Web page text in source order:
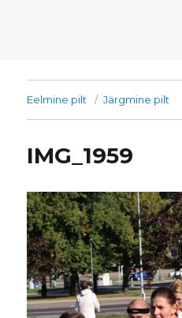
Eelmine pilt Järgmine pilt
IMG_1959